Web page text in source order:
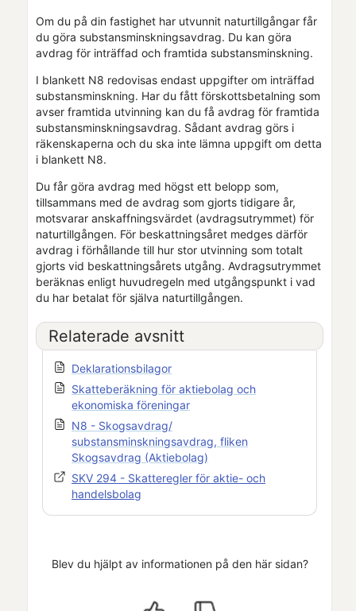
Om du på din fastighet har utvunnit naturtillgångar får
du göra substansminskningsavdrag. Du kan göra
avdrag för inträffad och framtida substansminskning.
I blankett N8 redovisas endast uppgifter om inträffad
substansminskning. Har du fått förskottsbetalning som
avser framtida utvinning kan du få avdrag för framtida
substansminskningsavdrag. Sådant avdrag görs i
räkenskaperna och du ska inte lämna uppgift om detta
i blankett N8.
Du får göra avdrag med högst ett belopp som,
tillsammans med de avdrag som gjorts tidigare år,
motsvarar anskaffningsvärdet (avdragsutrymmet) för
naturtillgången. För beskattningsåret medges därför
avdrag i förhållande till hur stor utvinning som totalt
gjorts vid beskattningsårets utgång. Avdragsutrymmet
beräknas enligt huvudregeln med utgångspunkt i vad
du har betalat för själva naturtillgången.
Relaterade avsnitt
Deklarationsbilagor
Skatteberäkning för aktiebolag och
ekonomiska föreningar
N8 - Skogsavdrag/
substansminskningsavdrag, fliken
Skogsavdrag (Aktiebolag)
SKV 294 - Skatteregler för aktie- och
handelsbolag
Blev du hjälpt av informationen på den här sidan?